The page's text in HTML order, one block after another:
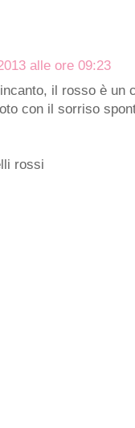
alle ore 09:23
il rosso è un
con il sorriso
rossi